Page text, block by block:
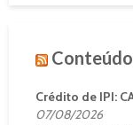
Crédito de IPI:
07/08/2026